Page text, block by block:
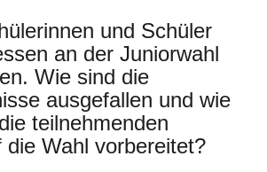
und Schüler
an der Juniorwahl
Wie sind die
ausgefallen und wie
teilnehmenden
die Wahl vorbereitet?